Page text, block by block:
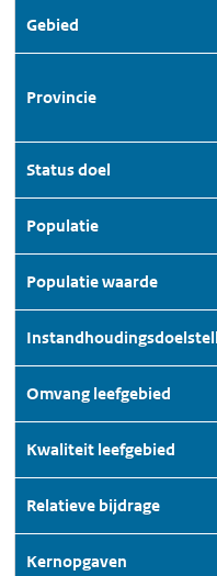
Gebied
Provincie
Status doel
Populatie
Populatie waarde
Omvang leefgebied
Kwaliteit leefgebied
Relatieve bijdrage
Kernopgaven